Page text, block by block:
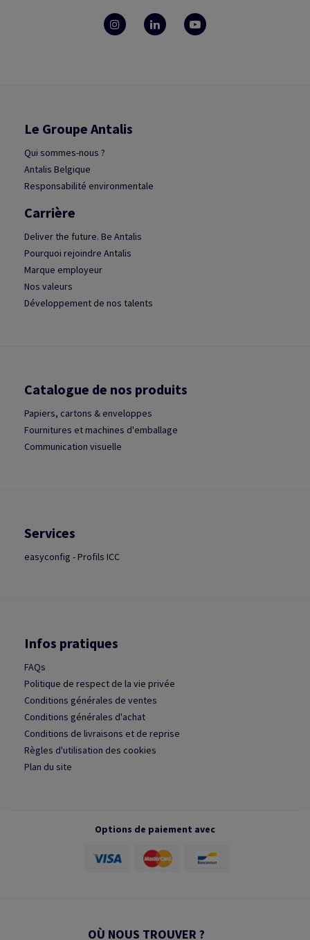
Le Groupe Antalis
Qui sommes-nous ?
Antalis Belgique
Responsabilité environmentale
Carrière
Deliver the future. Be Antalis
Pourquoi rejoindre Antalis
Marque employeur
Nos valeurs
Développement de nos talents
Catalogue de nos produits
Papiers, cartons & enveloppes
Fournitures et machines d'emballage
Communication visuelle
Services
easyconfig - Profils ICC
Infos pratiques
FAQs
Politique de respect de la vie privée
Conditions générales de ventes
Conditions générales d'achat
Conditions de livraisons et de reprise
Règles d'utilisation des cookies
Plan du site
Options de paiement avec
OÙ NOUS TROUVER ?